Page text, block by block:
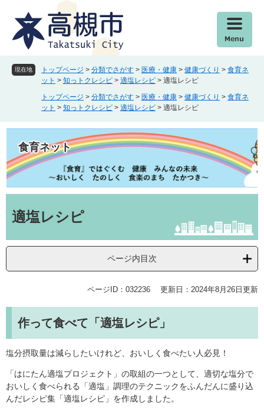
文
現在地 トップページ > 分類でさがす > 医療・健康 > 健康づくり > 食育ネ
ット > 知っトクレシピ > 適塩レシピ > 適塩レシピ
トップページ > 分類でさがす > 医療・健康 > 健康づくり > 食育ネ
ット > 知っトクレシピ > 適塩レシピ > 適塩レシピ
食育ネット
文適塩レシピ
ページ内目次
ページID：032236 更新日：2024年8月26日更新
作って食べて「適塩レシピ」
塩分摂取量は減らしたいけれど、おいしく食べたい人必見！
「はにたん適塩プロジェクト」の取組の一つとして、適切な塩分で
おいしく食べられる「適塩」調理のテクニックをふんだんに盛り込
んだレシピ集「適塩レシピ」を作成しました。